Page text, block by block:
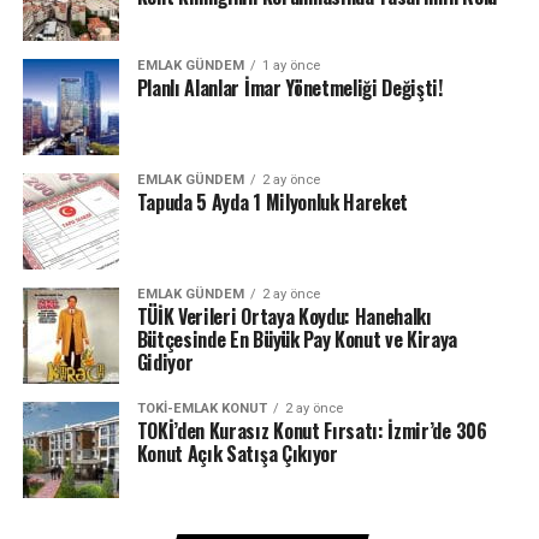
Günlük ev kiralamalarının, toplam konaklama
içerisindeki oranının bu yıl yüzde 14,6 olarak
gerçekleşeceği ve bu oranın 2027’de yüzde 15,5’e
çıkacağı tahmin ediliyor.
2023 Mart ayı itibarıyla günlük kiralık ev pazarına ilişkin
arz rakamları incelendiğinde, Amerika Birleşik Devletleri
1 milyon 419 bin 52 evle bu pazarda birinci sırada yer
ABD’yi 806 bin 138 evle Fransa, 564 bin 138 evle İtalya,
427 bin 971 evle Brezilya, 405 bin 113 evle İspanya takip
ediyor.
Türkiye’de arzda birinci, rezervasyonda ikinci sırada
Günlük kiralık 110 bin 857 ev bulunan Türkiye ise
EMLAK GÜNDEM 1 ay önce
Planlı Alanlar İmar Yönetmeliği Değişti!
EMLAK GÜNDEM 2 ay önce
Tapuda 5 Ayda 1 Milyonluk Hareket
EMLAK GÜNDEM 2 ay önce
TÜİK Verileri Ortaya Koydu: Hanehalkı
Bütçesinde En Büyük Pay Konut ve Kiraya
Gidiyor
TOKI-EMLAK KONUT 2 ay önce
TOKİ’den Kurasız Konut Fırsatı: İzmir’de 306
Konut Açık Satışa Çıkıyor